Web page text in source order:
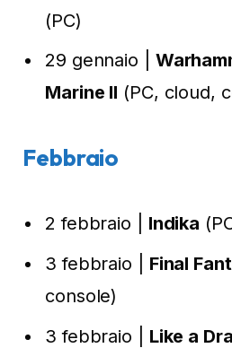
(PC)
29 gennaio |
Marine II (PC, cloud,
Febbraio
2 febbraio | Indika
3 febbraio | Final
console)
3 febbraio | Like a